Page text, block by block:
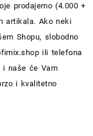
prodajemo (4.000 +
artikala. Ako neki
Shopu, slobodno
ili telefona
i naše će Vam
i kvalitetno